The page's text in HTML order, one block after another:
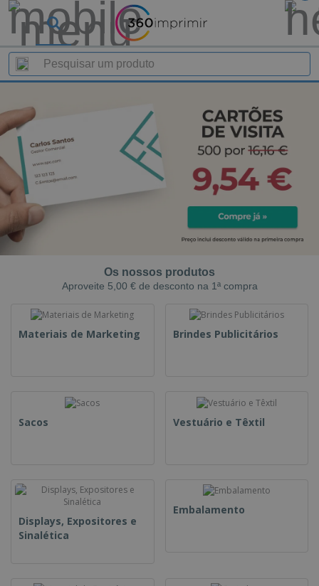
Os nossos produtos
Aproveite 5,00 € de desconto na 1ª compra
Materiais de Marketing Brindes Publicitários
Sacos Vestuário e Têxtil
Displays, Expositores e
Sinalética
Embalamento